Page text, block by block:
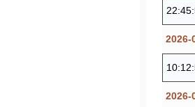
2026-
2026-